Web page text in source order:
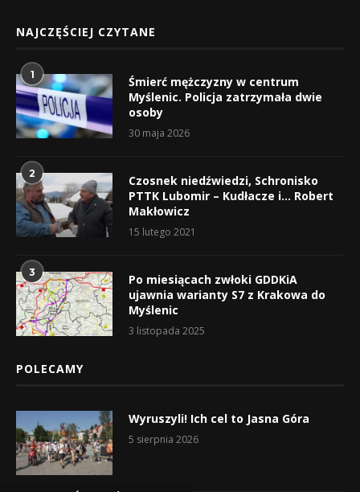
NAJCZĘŚCIEJ CZYTANE
1
Śmierć mężczyzny w centrum
Myślenic. Policja zatrzymała dwie
osoby
30 maja 2026
2
Czosnek niedźwiedzi, Schronisko
PTTK Lubomir – Kudłacze i… Robert
Makłowicz
15 lutego 2021
3
Po miesiącach zwłoki GDDKiA
ujawnia warianty S7 z Krakowa do
Myślenic
3 listopada 2025
POLECAMY
Wyruszyli! Ich cel to Jasna Góra
5 sierpnia 2026